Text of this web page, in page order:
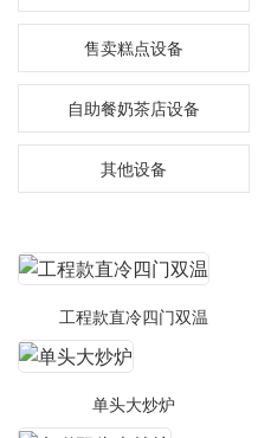
售卖糕点设备
自助餐奶茶店设备
其他设备
工程款直冷四门双温
单头大炒炉